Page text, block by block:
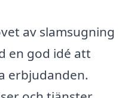
av slamsugning
en god idé att
erbjudanden.